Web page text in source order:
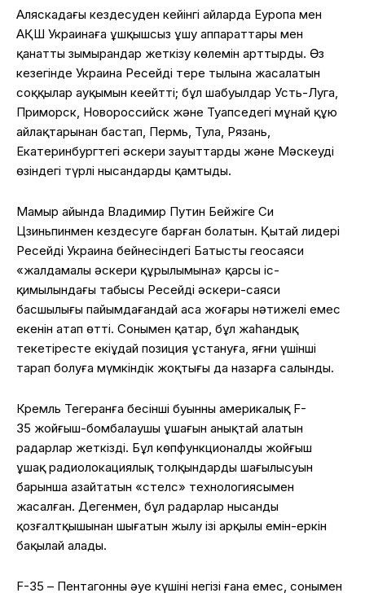
Аляскадағы кездесуден кейінгі айларда Еуропа мен
АҚШ Украинаға ұшқышсыз ұшу аппараттары мен
қанатты зымырандар жеткізу көлемін арттырды. Өз
кезегінде Украина Ресейдің терең тылына жасалатын
соққылар ауқымын кеңейтті; бұл шабуылдар Усть-Луга,
Приморск, Новороссийск және Туапседегі мұнай құю
айлақтарынан бастап, Пермь, Тула, Рязань,
Екатеринбургтегі әскери зауыттарды және Мәскеудің
өзіндегі түрлі нысандарды қамтыды.
Мамыр айында Владимир Путин Бейжіңге Си
Цзиньпинмен кездесуге барған болатын. Қытай лидері
Ресейдің Украина бейнесіндегі Батыстың геосаяси
«жалдамалы әскери құрылымына» қарсы іс-
қимылындағы табысы Ресейдің әскери-саяси
басшылығы пайымдағандай аса жоғары нәтижелі емес
екенін атап өтті. Сонымен қатар, бұл жаһандық
текетіресте екіұдай позиция ұстануға, яғни үшінші
тарап болуға мүмкіндік жоқтығы да назарға салынды.
Кремль Тегеранға бесінші буынның америкалық F-
35 жойғыш-бомбалаушы ұшағын анықтай алатын
радарлар жеткізді. Бұл көпфункционалды жойғыш
ұшақ радиолокациялық толқындардың шағылысуын
барынша азайтатын «стелс» технологиясымен
жасалған. Дегенмен, бұл радарлар нысанды
қозғалтқышынан шығатын жылу ізі арқылы емін-еркін
бақылай алады.
F-35 – Пентагонның әуе күшінің негізі ғана емес, сонымен